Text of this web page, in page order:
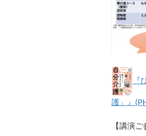
護」』
【講演